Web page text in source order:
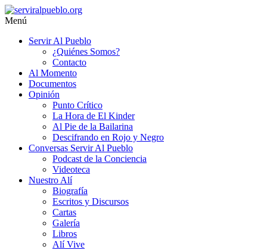
Saltar
al
#SomosServirAlPueblo
Menú
Servir Al Pueblo
¿Quiénes Somos?
Contacto
Al Momento
Documentos
Opinión
Punto Crítico
La Hora de El Kinder
Al Pie de la Bailarina
Descifrando en Rojo y Negro
Conversas Servir Al Pueblo
Podcast de la Conciencia
Videoteca
Nuestro Alí
Biografía
Escritos y Discursos
Cartas
Galería
Libros
Alí Vive